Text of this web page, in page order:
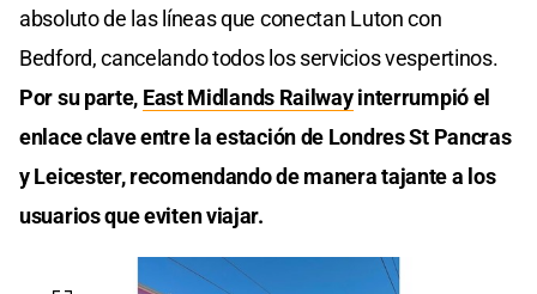
absoluto de las líneas que conectan Luton con
Bedford, cancelando todos los servicios vespertinos.
Por su parte, East Midlands Railwayinterrumpió el
enlace clave entre la estación de Londres St Pancras
y Leicester, recomendando de manera tajante a los
usuarios que eviten viajar.